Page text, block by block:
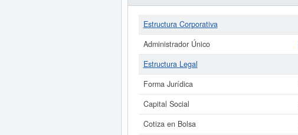
Estructura Corporativa
Administrador Único
Estructura Legal
Forma Jurídica
Capital Social
Cotiza en Bolsa